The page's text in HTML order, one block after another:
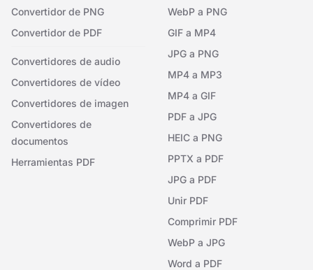
Convertidor de PNG
Convertidor de PDF
Convertidores de audio
Convertidores de vídeo
Convertidores de imagen
Convertidores de
documentos
Herramientas PDF
WebP a PNG
GIF a MP4
JPG a PNG
MP4 a MP3
MP4 a GIF
PDF a JPG
HEIC a PNG
PPTX a PDF
JPG a PDF
Unir PDF
Comprimir PDF
WebP a JPG
Word a PDF